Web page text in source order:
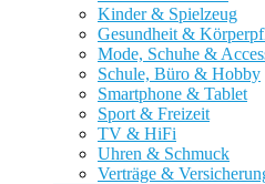
Kinder & Spielzeug
Gesundheit &
Mode, Schuhe &
Schule, Büro & Hobby
Smartphone & Tablet
Sport & Freizeit
TV & HiFi
Uhren & Schmuck
Verträge &